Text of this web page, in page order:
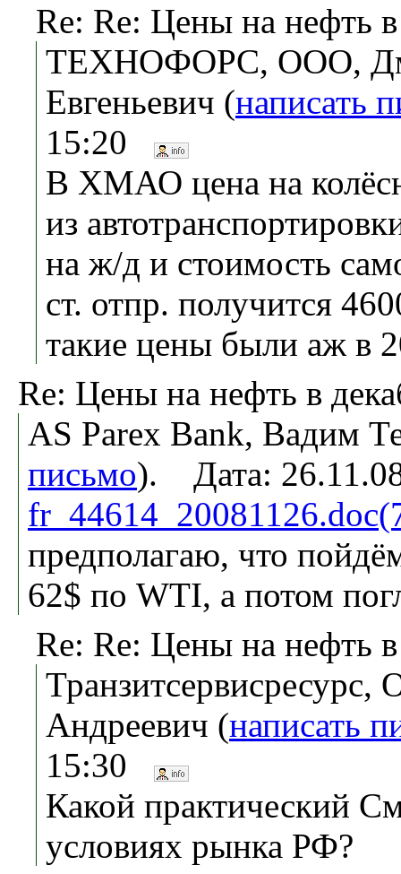
Re: Re: Цены на нефть в
ТЕХНОФОРС, ООО,
Евгеньевич (написать
15:20
В ХМАО цена на
из
на ж/д и стоимость
ст. отпр. получится
такие цены были аж в
Re: Цены на нефть в
AS Parex Bank, Вадим
письмо). Дата:
предполагаю, что
62$ по WTI, а потом
Re: Re: Цены на нефть в
Андреевич (написать
15:30
Какой практический
условиях рынка РФ?